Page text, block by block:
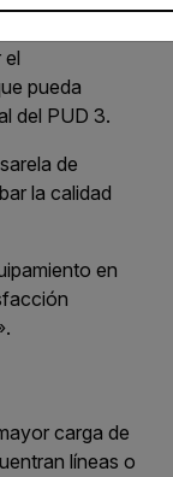
sea seguro
el
pueda
del PUD 3.
de
la calidad
en
carga de
líneas o